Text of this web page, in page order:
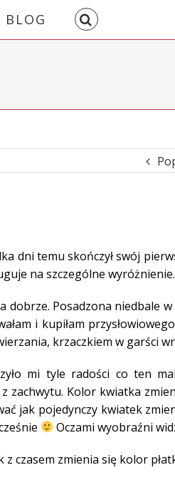
BLOG
dni temu skończył swój
na szczególne wyróżnienie.
Posadzona niedbale w
i kupiłam
krzaczkiem w garści
mi tyle radości co ten
Kolor kwiatka
jak pojedynczy kwiatek
Oczami wyobraźni
z czasem zmienia się kolor